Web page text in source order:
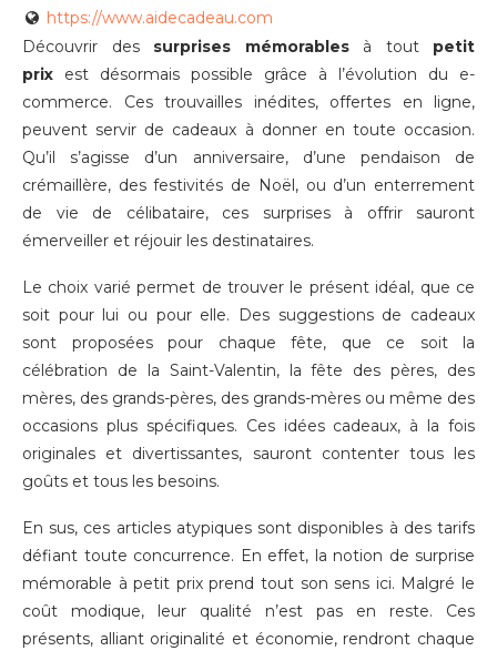
https://www.aidecadeau.com
Découvrir des surprises mémorablesà tout petit
prix est désormais possible grâce à l’évolution du e-
commerce. Ces trouvailles inédites, offertes en ligne,
peuvent servir de cadeaux à donner en toute occasion.
Qu’il s’agisse d’un anniversaire, d’une pendaison de
crémaillère, des festivités de Noël, ou d’un enterrement
de vie de célibataire, ces surprises à offrir sauront
émerveiller et réjouir les destinataires.
Le choix varié permet de trouver le présent idéal, que ce
soit pour lui ou pour elle. Des suggestions de cadeaux
sont proposées pour chaque fête, que ce soit la
célébration de la Saint-Valentin, la fête des pères, des
mères, des grands-pères, des grands-mères ou même des
occasions plus spécifiques. Ces idées cadeaux, à la fois
originales et divertissantes, sauront contenter tous les
goûts et tous les besoins.
En sus, ces articles atypiques sont disponibles à des tarifs
défiant toute concurrence. En effet, la notion de surprise
mémorable à petit prix prend tout son sens ici. Malgré le
coût modique, leur qualité n’est pas en reste. Ces
présents, alliant originalité et économie, rendront chaque